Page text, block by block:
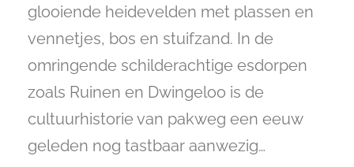
glooiende heidevelden met plassen en
vennetjes, bos en stuifzand. In de
omringende schilderachtige esdorpen
zoals Ruinen en Dwingeloo is de
cultuurhistorie van pakweg een eeuw
geleden nog tastbaar aanwezig…